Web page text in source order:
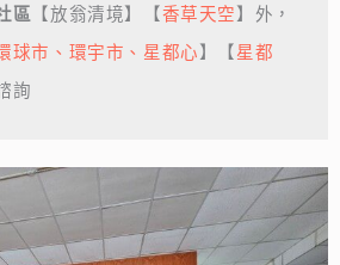
區 【放翁清境】【香草天空】外，
球市、環宇市、星都心】【星都
詢